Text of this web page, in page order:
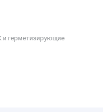
герметизирующие